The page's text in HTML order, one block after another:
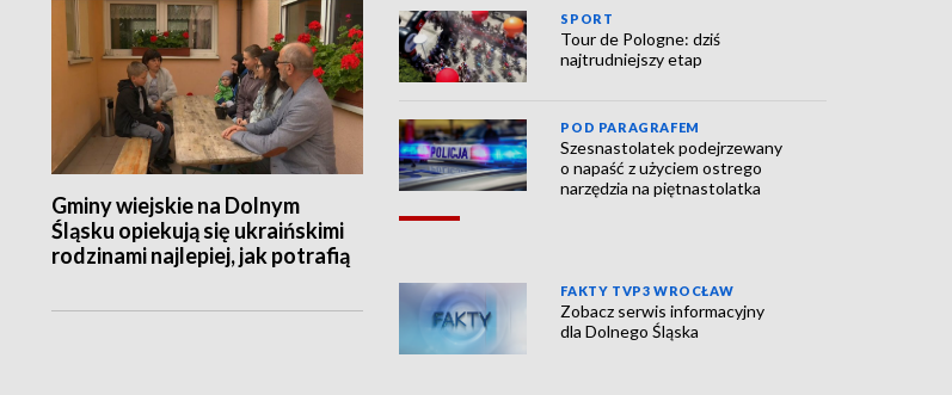
Gminy wiejskie na Dolnym
Śląsku opiekują się ukraińskimi
rodzinami najlepiej, jak potrafią
SPORT
Tour de Pologne: dziś
najtrudniejszy etap
POD PARAGRAFEM
Szesnastolatek podejrzewany
o napaść z użyciem ostrego
narzędzia na piętnastolatka
FAKTY TVP3 WROCŁAW
Zobacz serwis informacyjny
dla Dolnego Śląska